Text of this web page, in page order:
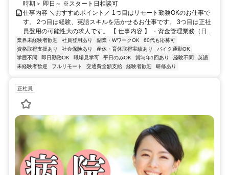
時期＞ 即日～ ※スタート日相談可
仕事内容 ＼おすすめポイント／ 1つ目はリモート勤務OKのお仕事で
す。 2つ目は経験、英語スキルを活かせるお仕事です。 3つ目は正社
員登用の可能性大の求人です。 【 仕事内容 】 ・資金管理業務（日...
業界未経験者歓迎 社員登用あり 副業・WワークOK
60代も応募可
資格取得支援あり
社会保険あり 産休・育休取得実績あり
バイク通勤OK
学歴不問
即日勤務OK 職場見学可 平日のみOK 賞与年1回あり 経験不問
英語
未経験者歓迎
フルリモート 交通費全額支給 経験者歓迎 研修あり
正社員